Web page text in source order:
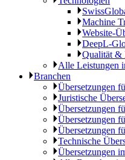
Machine
Website-
DeepL-
Qualität &
Alle Leistungen
Branchen
Übersetzungen
Juristische
Übersetzungen
Übersetzungen
Übersetzungen
Technische
Übersetzungen